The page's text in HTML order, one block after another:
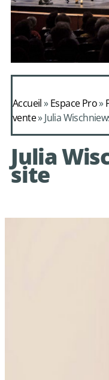
Accueil»Espace Pro»
vente»Julia
Julia
site